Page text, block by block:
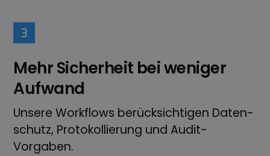
Mehr Sicherheit bei weniger
Aufwand
Unsere Workflows berücksichtigen Daten­
schutz, Protokollierung und Audit-
Vorgaben.